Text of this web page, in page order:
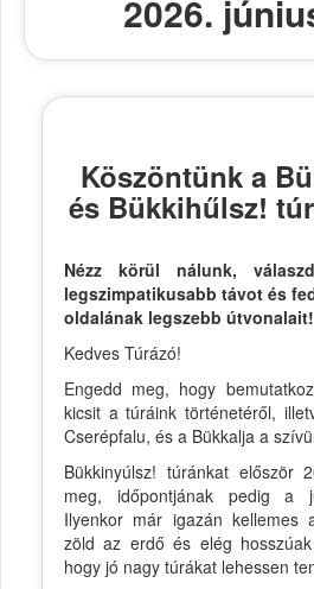
2026.
Köszöntünk a
és Bükkihűlsz!
Nézz körül nálunk,
legszimpatikusabb távot és
oldalának legszebb útvonalait!
Kedves Túrázó!
Engedd meg, hogy
kicsit a túráink történetéről,
Cserépfalu, és a Bükkalja a
Bükkinyúlsz! túránkat először
meg, időpontjának pedig a
Ilyenkor már igazán kellemes
zöld az erdő és elég
hogy jó nagy túrákat lehessen